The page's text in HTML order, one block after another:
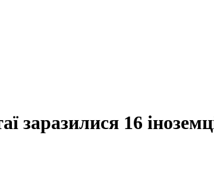
заразилися 16